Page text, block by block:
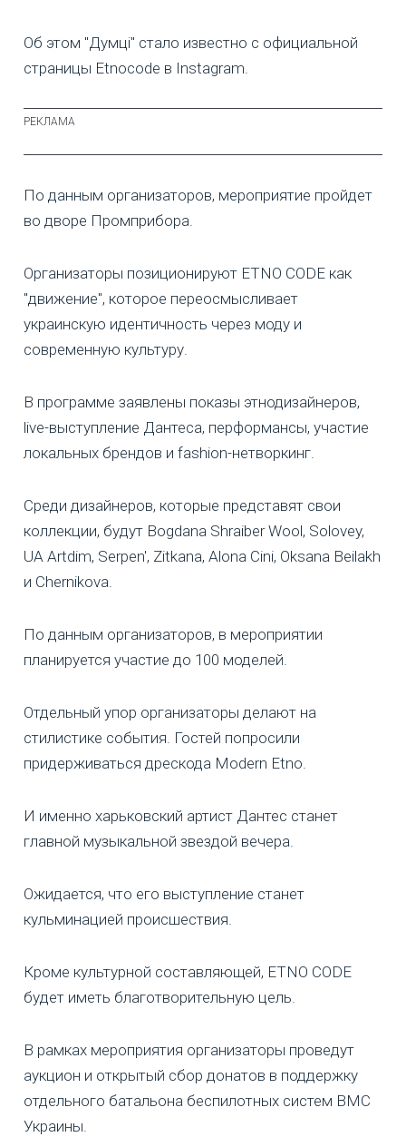
Об этом "Думці" стало известно с официальной
страницы Etnocode в Instagram.
По данным организаторов, мероприятие пройдет
во дворе Промприбора.
Организаторы позиционируют ETNO CODE как
"движение", которое переосмысливает
украинскую идентичность через моду и
современную культуру.
В программе заявлены показы этнодизайнеров,
live-выступление Дантеса, перформансы, участие
локальных брендов и fashion-нетворкинг.
Среди дизайнеров, которые представят свои
коллекции, будут Bogdana Shraiber Wool, Solovey,
UA Artdim, Serpen', Zitkana, Alona Cini, Oksana Beilakh
и Chernikova.
По данным организаторов, в мероприятии
планируется участие до 100 моделей.
Отдельный упор организаторы делают на
стилистике события. Гостей попросили
придерживаться дрескода Modern Etno.
И именно харьковский артист Дантес станет
главной музыкальной звездой вечера.
Ожидается, что его выступление станет
кульминацией происшествия.
Кроме культурной составляющей, ETNO CODE
будет иметь благотворительную цель.
В рамках мероприятия организаторы проведут
аукцион и открытый сбор донатов в поддержку
отдельного батальона беспилотных систем ВМС
Украины.